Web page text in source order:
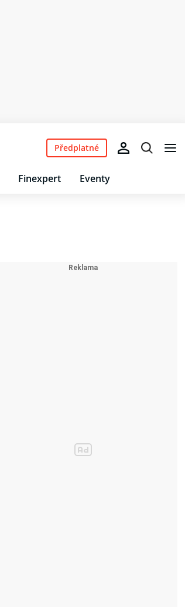
Finexpert Eventy
Předplatné